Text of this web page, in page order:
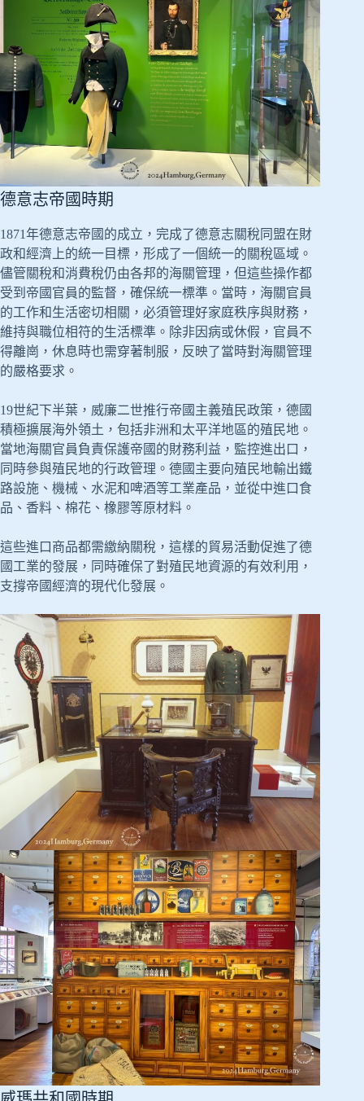
德意志帝國時期
1871年德意志帝國的成立，完成了德意志關稅同盟在財
政和經濟上的統一目標，形成了一個統一的關稅區域。
儘管關稅和消費稅仍由各邦的海關管理，但這些操作都
受到帝國官員的監督，確保統一標準。當時，海關官員
的工作和生活密切相關，必須管理好家庭秩序與財務，
維持與職位相符的生活標準。除非因病或休假，官員不
得離崗，休息時也需穿著制服，反映了當時對海關管理
的嚴格要求。
19世紀下半葉，威廉二世推行帝國主義殖民政策，德國
積極擴展海外領土，包括非洲和太平洋地區的殖民地。
當地海關官員負責保護帝國的財務利益，監控進出口，
同時參與殖民地的行政管理。德國主要向殖民地輸出鐵
路設施、機械、水泥和啤酒等工業產品，並從中進口食
品、香料、棉花、橡膠等原材料。
這些進口商品都需繳納關稅，這樣的貿易活動促進了德
國工業的發展，同時確保了對殖民地資源的有效利用，
支撐帝國經濟的現代化發展。